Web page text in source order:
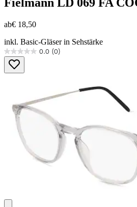
ab€ 18,50
inkl. Basic-Gläser in Sehstärke
0.0 (0)
0.0
von
5